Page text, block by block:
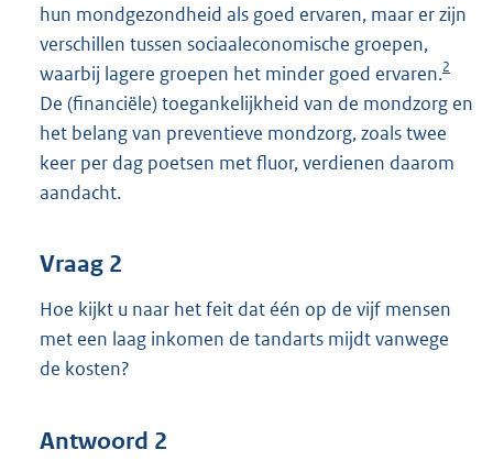
hun mondgezondheid als goed ervaren, maar er zijn
verschillen tussen sociaaleconomische groepen,
waarbij lagere groepen het minder goed ervaren.2
De (financiële) toegankelijkheid van de mondzorg en
het belang van preventieve mondzorg, zoals twee
keer per dag poetsen met fluor, verdienen daarom
aandacht.
Vraag 2
Hoe kijkt u naar het feit dat één op de vijf mensen
met een laag inkomen de tandarts mijdt vanwege
de kosten?
Antwoord 2